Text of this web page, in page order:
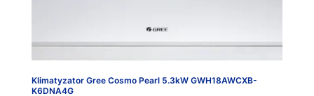
Klimatyzator Gree Cosmo Pearl 5.3kW GWH18AWCXB-
K6DNA4G